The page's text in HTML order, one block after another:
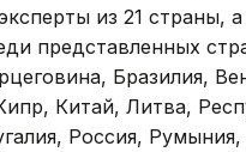
из 21 страны,
представленных
Бразилия,
Китай, Литва,
Россия,